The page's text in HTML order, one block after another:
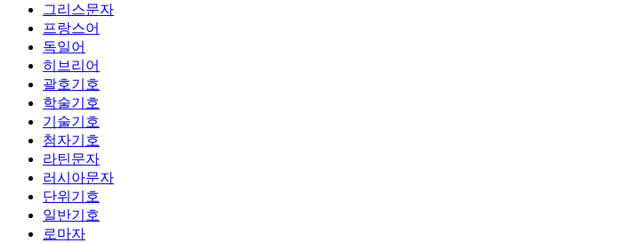
그리스문자
프랑스어
독일어
히브리어
괄호기호
학술기호
기술기호
첨자기호
라틴문자
러시아문자
단위기호
일반기호
로마자